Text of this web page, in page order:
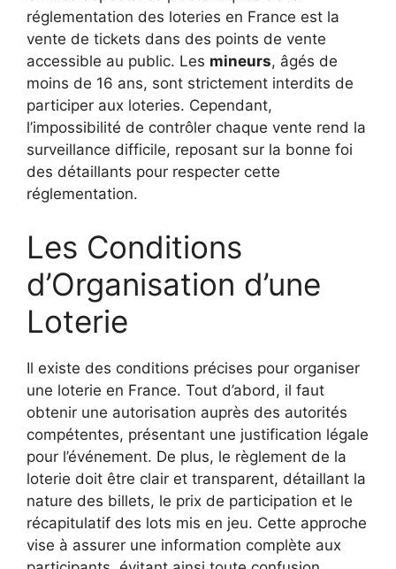
réglementation des loteries en France est la
vente de tickets dans des points de vente
accessible au public. Les mineurs, âgés de
moins de 16 ans, sont strictement interdits de
participer aux loteries. Cependant,
l’impossibilité de contrôler chaque vente rend la
surveillance difficile, reposant sur la bonne foi
des détaillants pour respecter cette
réglementation.
Les Conditions
d’Organisation d’une
Loterie
Il existe des conditions précises pour organiser
une loterie en France. Tout d’abord, il faut
obtenir une autorisation auprès des autorités
compétentes, présentant une justification légale
pour l’événement. De plus, le règlement de la
loterie doit être clair et transparent, détaillant la
nature des billets, le prix de participation et le
récapitulatif des lots mis en jeu. Cette approche
vise à assurer une information complète aux